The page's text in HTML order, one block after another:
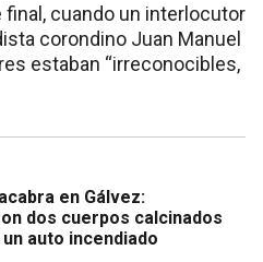
cuando un interlocutor
corondino Juan Manuel
estaban “irreconocibles,
en Gálvez:
dos cuerpos calcinados
auto incendiado